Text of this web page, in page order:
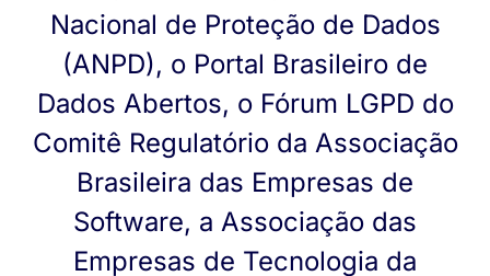
Nacional de Proteção de Dados
(ANPD), o Portal Brasileiro de
Dados Abertos, o Fórum LGPD do
Comitê Regulatório da Associação
Brasileira das Empresas de
Software, a Associação das
Empresas de Tecnologia da